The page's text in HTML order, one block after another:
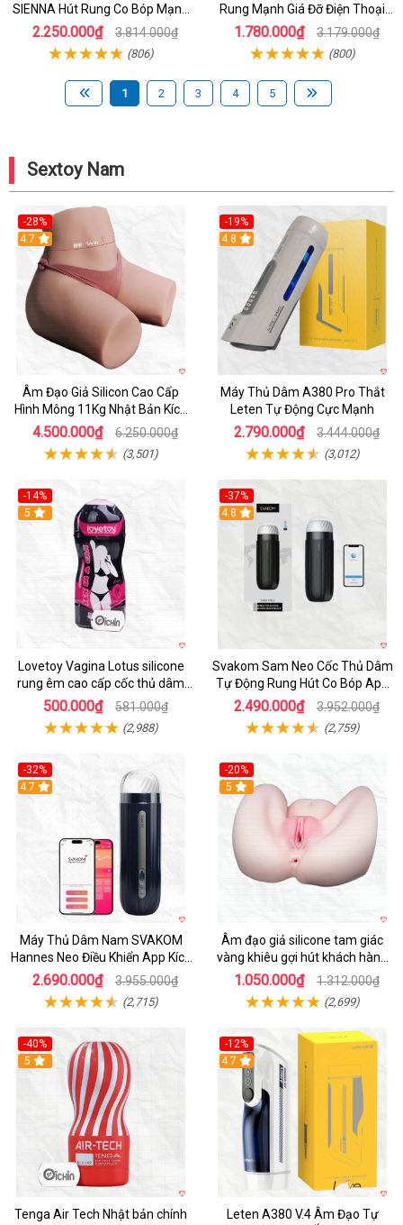
SIENNA Hút Rung Co Bóp Mạnh
Mẽ Nam
2.250.000₫ 3.814.000₫
(806)
Rung Mạnh Giá Đỡ Điện Thoại
Chính Hãng
1.780.000₫ 3.179.000₫
(800)
1 2 3 4 5
Sextoy Nam
-28%
4.7
Âm Đạo Giả Silicon Cao Cấp
Hình Mông 11Kg Nhật Bản Kích
Thước Như Thật
4.500.000₫ 6.250.000₫
(3,501)
-19%
Hot
4.8
Máy Thủ Dâm A380 Pro Thắt
Leten Tự Động Cực Mạnh
2.790.000₫ 3.444.000₫
(3,012)
-14%
Hot
5
Lovetoy Vagina Lotus silicone
rung êm cao cấp cốc thủ dâm
nam
500.000₫ 581.000₫
(2,988)
-37%
4.8
Svakom Sam Neo Cốc Thủ Dâm
Tự Động Rung Hút Co Bóp App
Điều Khiển
2.490.000₫ 3.952.000₫
(2,759)
-32%
Hot
4.7
Máy Thủ Dâm Nam SVAKOM
Hannes Neo Điều Khiển App Kích
Thích
2.690.000₫ 3.955.000₫
(2,715)
-20%
Hot
5
Âm đạo giả silicone tam giác
vàng khiêu gợi hút khách hàng
nam
1.050.000₫ 1.312.000₫
(2,699)
-40%
Hot
5
Tenga Air Tech Nhật bản chính
-12%
Hot
4.7
Leten A380 V.4 Âm Đạo Tự